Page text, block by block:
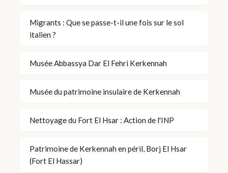
Migrants : Que se passe-t-il une fois sur le sol
italien ?
Musée Abbassya Dar El Fehri Kerkennah
Musée du patrimoine insulaire de Kerkennah
Nettoyage du Fort El Hsar : Action de l'INP
Patrimoine de Kerkennah en péril, Borj El Hsar
(Fort El Hassar)